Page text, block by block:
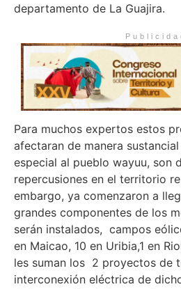
departamento de La Guajira.
Para muchos expertos estos
afectaran de manera
especial al pueblo wayuu, son
repercusiones en el territorio
embargo, ya comenzaron a
grandes componentes de los
serán instalados, campos
en Maicao, 10 en Uribia,1 en
les suman los 2 proyectos de
interconexión eléctrica de